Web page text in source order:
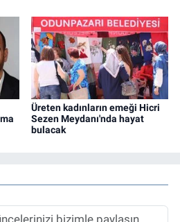
Üreten kadınların emeği Hicri
Sezen Meydanı'nda hayat
bulacak